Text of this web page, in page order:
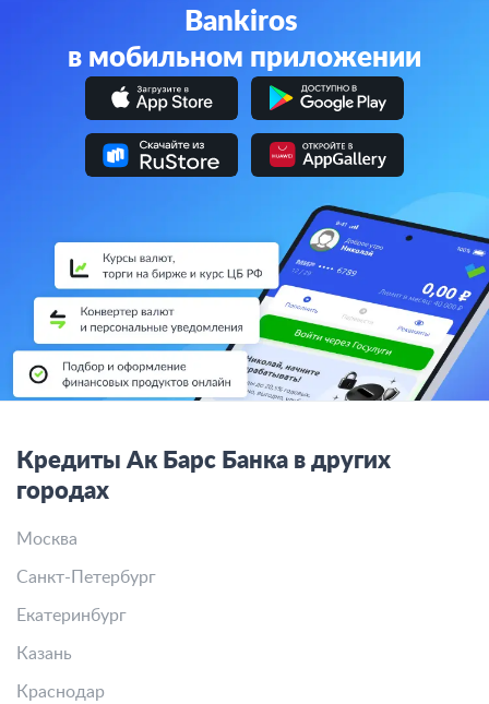
Bankiros
в мобильном приложении
Кредиты Ак Барс Банка в других
городах
Москва
Санкт-Петербург
Екатеринбург
Казань
Краснодар